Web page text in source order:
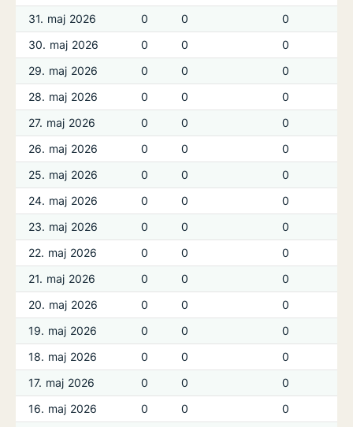
31. maj 2026
0 0
0
30. maj 2026
0 0
0
29. maj 2026
0 0
0
28. maj 2026
0 0
0
27. maj 2026
0 0
0
26. maj 2026
0 0
0
25. maj 2026
0 0
0
24. maj 2026
0 0
0
23. maj 2026
0 0
0
22. maj 2026
0 0
0
21. maj 2026
0 0
0
20. maj 2026
0 0
0
19. maj 2026
0 0
0
18. maj 2026
0 0
0
17. maj 2026
0 0
0
16. maj 2026
0 0
0